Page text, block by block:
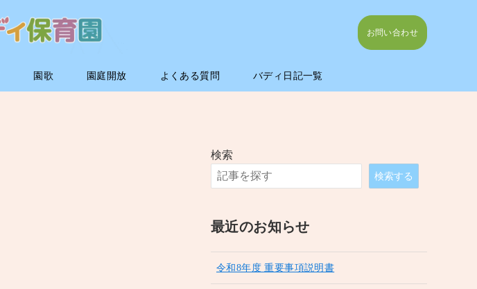
お問い合わせ
園歌 園庭開放 よくある質問 バディ日記一覧
検索
検索する
最近のお知らせ
令和8年度 重要事項説明書